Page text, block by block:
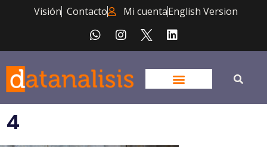
Visión Contacto Mi cuentaEnglish Version
4